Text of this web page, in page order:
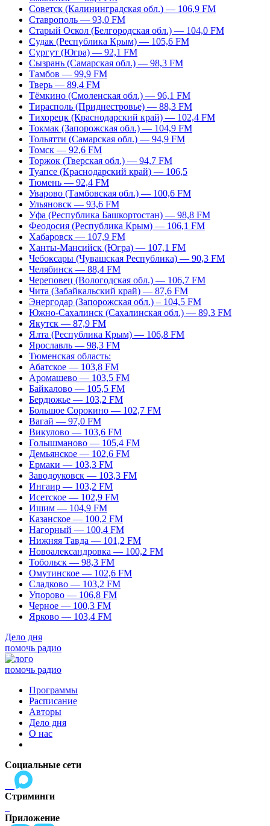
Советск (Калининградская обл.) — 106,9 FM
Ставрополь — 93,0 FM
Старый Оскол (Белгородская обл.) — 104,0 FM
Судак (Республика Крым) — 105,6 FM
Сургут (Югра) — 92,1 FM
Сызрань (Самарская обл.) — 98,3 FM
Тамбов — 99,9 FM
Тверь — 89,4 FM
Тёмкино (Смоленская обл.) — 96,1 FM
Тирасполь (Приднестровье) — 88,3 FM
Тихорецк (Краснодарский край) — 102,4 FM
Токмак (Запорожская обл.) — 104,9 FM
Тольятти (Самарская обл.) — 94,9 FM
Томск — 92,6 FM
Торжок (Тверская обл.) — 94,7 FM
Туапсе (Краснодарский край) — 106,5
Тюмень — 92,4 FM
Уварово (Тамбовская обл.) — 100,6 FM
Ульяновск — 93,6 FM
Уфа (Республика Башкортостан) — 98,8 FM
Феодосия (Республика Крым) — 106,1 FM
Хабаровск — 107,9 FM
Ханты-Мансийск (Югра) — 107,1 FM
Чебоксары (Чувашская Республика) — 90,3 FM
Челябинск — 88,4 FM
Череповец (Вологодская обл.) — 106,7 FM
Чита (Забайкальский край) — 87,6 FM
Энергодар (Запорожская обл.) – 104,5 FM
Южно-Сахалинск (Сахалинская обл.) — 89,3 FM
Якутск — 87,9 FM
Ялта (Республика Крым) — 106,8 FM
Ярославль — 98,3 FM
Тюменская область:
Абатское — 103,8 FM
Аромашево — 103,5 FM
Байкалово — 105,5 FM
Бердюжье — 103,2 FM
Большое Сорокино — 102,7 FM
Вагай — 97,0 FM
Викулово — 103,6 FM
Голышманово — 105,4 FM
Демьянское — 102,6 FM
Ермаки — 103,3 FM
Заводоуковск — 103,3 FM
Ингаир — 103,2 FM
Исетское — 102,9 FM
Ишим — 104,9 FM
Казанское — 100,2 FM
Нагорный — 100,4 FM
Нижняя Тавда — 101,2 FM
Новоалександровка — 100,2 FM
Тобольск — 98,3 FM
Омутинское — 102,6 FM
Сладково — 103,2 FM
Упорово — 106,8 FM
Черное — 100,3 FM
Ярково — 103,4 FM
Дело дня
помочь радио
помочь радио
Программы
Расписание
Авторы
Дело дня
О нас
Социальные сети
Стриминги
Приложение